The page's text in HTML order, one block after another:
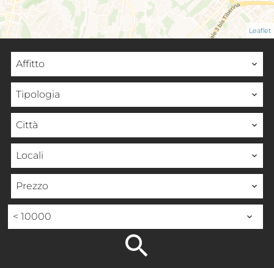
Leaflet
Affitto
Tipologia
Città
Locali
Prezzo
< 10000